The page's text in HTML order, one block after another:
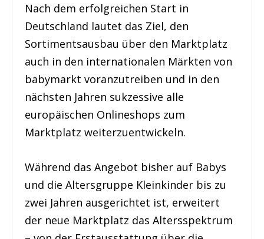
Nach dem erfolgreichen Start in
Deutschland lautet das Ziel, den
Sortimentsausbau über den Marktplatz
auch in den internationalen Märkten von
babymarkt voranzutreiben und in den
nächsten Jahren sukzessive alle
europäischen Onlineshops zum
Marktplatz weiterzuentwickeln.
Während das Angebot bisher auf Babys
und die Altersgruppe Kleinkinder bis zu
zwei Jahren ausgerichtet ist, erweitert
der neue Marktplatz das Altersspektrum